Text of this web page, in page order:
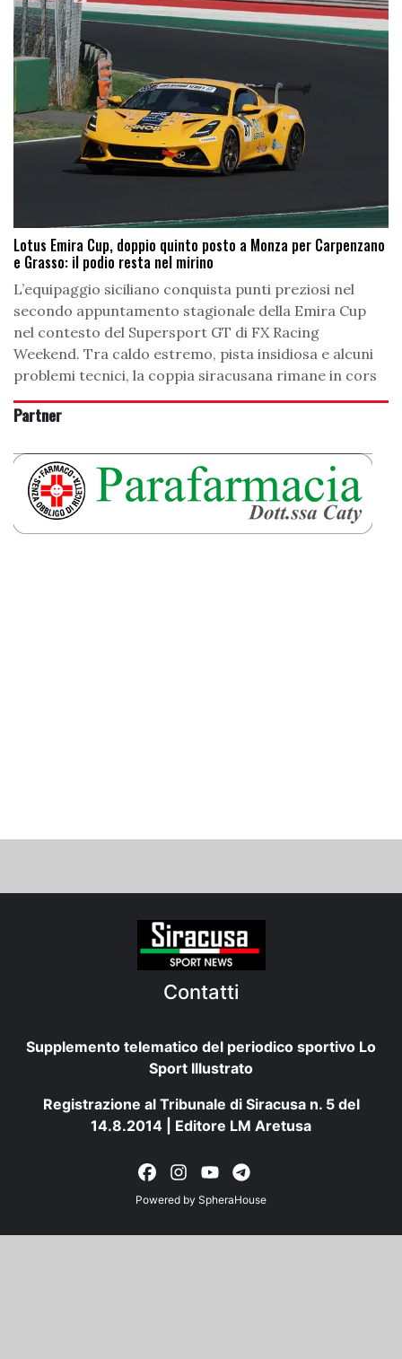
Lotus Emira Cup, doppio quinto posto a Monza per Carpenzano
e Grasso: il podio resta nel mirino
L’equipaggio siciliano conquista punti preziosi nel
secondo appuntamento stagionale della Emira Cup
nel contesto del Supersport GT di FX Racing
Weekend. Tra caldo estremo, pista insidiosa e alcuni
problemi tecnici, la coppia siracusana rimane in cors
Partner
Contatti
Supplemento telematico del periodico sportivo Lo
Sport Illustrato
Registrazione al Tribunale di Siracusa n. 5 del
14.8.2014 | Editore LM Aretusa
Powered by SpheraHouse